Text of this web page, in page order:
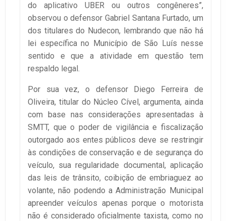
do aplicativo UBER ou outros congêneres”,
observou o defensor Gabriel Santana Furtado, um
dos titulares do Nudecon, lembrando que não há
lei específica no Município de São Luís nesse
sentido e que a atividade em questão tem
respaldo legal.
Por sua vez, o defensor Diego Ferreira de
Oliveira, titular do Núcleo Cível, argumenta, ainda
com base nas considerações apresentadas à
SMTT, que o poder de vigilância e fiscalização
outorgado aos entes públicos deve se restringir
às condições de conservação e de segurança do
veículo, sua regularidade documental, aplicação
das leis de trânsito, coibição de embriaguez ao
volante, não podendo a Administração Municipal
apreender veículos apenas porque o motorista
não é considerado oficialmente taxista, como no